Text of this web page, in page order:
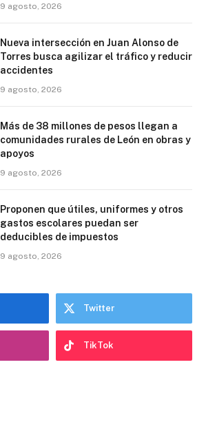
9 agosto, 2026
Nueva intersección en Juan Alonso de
Torres busca agilizar el tráfico y reducir
accidentes
9 agosto, 2026
Más de 38 millones de pesos llegan a
comunidades rurales de León en obras y
apoyos
9 agosto, 2026
Proponen que útiles, uniformes y otros
gastos escolares puedan ser
deducibles de impuestos
9 agosto, 2026
Twitter
TikTok